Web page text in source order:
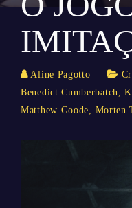
Aline Pagotto
Benedict Cumberbatch,
Matthew Goode, Morten